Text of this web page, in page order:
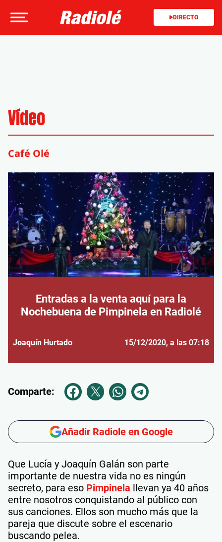
DIRECTO
Vídeo
Café Olé
Entradas a la venta aquí para la
Nochebuena de Pimpinela en Radiolé
Joaquín Hurtado 15/12/2020, a las 07:18
Comparte:
Añadir Radiole en Google
Que Lucía y Joaquín Galán son parte
importante de nuestra vida no es ningún
secreto, para eso Pimpinela llevan ya 40 años
entre nosotros conquistando al público con
sus canciones. Ellos son mucho más que la
pareja que discute sobre el escenario
buscando pelea.